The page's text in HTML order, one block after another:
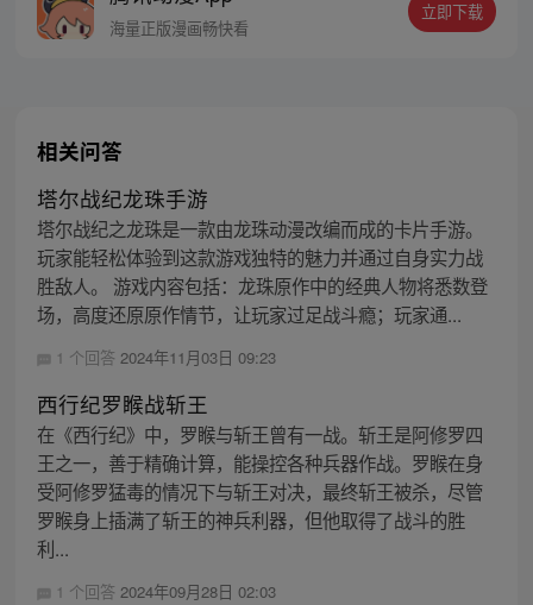
海量正版漫画畅快看
立即下载
相关问答
塔尔战纪龙珠手游
塔尔战纪之龙珠是一款由龙珠动漫改编而成的卡片手游。
玩家能轻松体验到这款游戏独特的魅力并通过自身实力战
胜敌人。 游戏内容包括：龙珠原作中的经典人物将悉数登
场，高度还原原作情节，让玩家过足战斗瘾；玩家通...
1 个回答 2024年11月03日 09:23
西行纪罗睺战斩王
在《西行纪》中，罗睺与斩王曾有一战。斩王是阿修罗四
王之一，善于精确计算，能操控各种兵器作战。罗睺在身
受阿修罗猛毒的情况下与斩王对决，最终斩王被杀，尽管
罗睺身上插满了斩王的神兵利器，但他取得了战斗的胜
利...
1 个回答 2024年09月28日 02:03